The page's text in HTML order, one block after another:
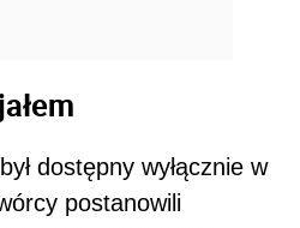
dostępny wyłącznie w
postanowili